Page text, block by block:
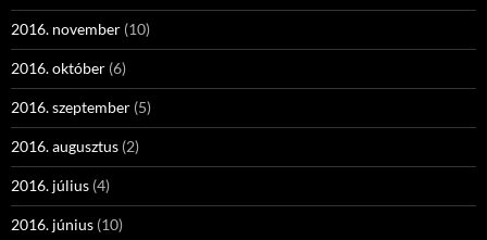
2016. november (10)
2016. október (6)
2016. szeptember (5)
2016. augusztus (2)
2016. július (4)
2016. június (10)